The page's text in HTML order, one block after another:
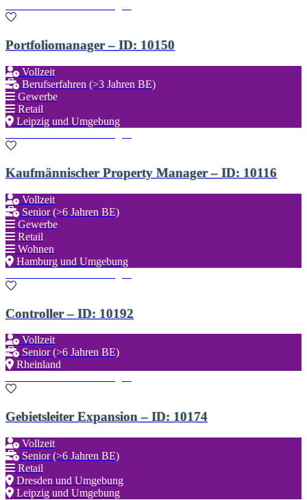
Portfoliomanager – ID: 10150
Vollzeit
Berufserfahren (>3 Jahren BE)
Gewerbe
Retail
Leipzig und Umgebung
Kaufmännischer Property Manager – ID: 10116
Vollzeit
Senior (>6 Jahren BE)
Gewerbe
Retail
Wohnen
Hamburg und Umgebung
Controller – ID: 10192
Vollzeit
Senior (>6 Jahren BE)
Rheinland
Gebietsleiter Expansion – ID: 10174
Vollzeit
Senior (>6 Jahren BE)
Retail
Dresden und Umgebung
Leipzig und Umgebung